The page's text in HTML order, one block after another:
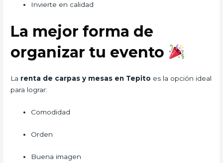
Invierte en calidad
La mejor forma de
organizar tu evento
La renta de carpas y mesas en Tepito es la opción ideal
para lograr:
Comodidad
Orden
Buena imagen